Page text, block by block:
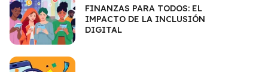
FINANZAS PARA TODOS: EL
IMPACTO DE LA INCLUSIÓN
DIGITAL